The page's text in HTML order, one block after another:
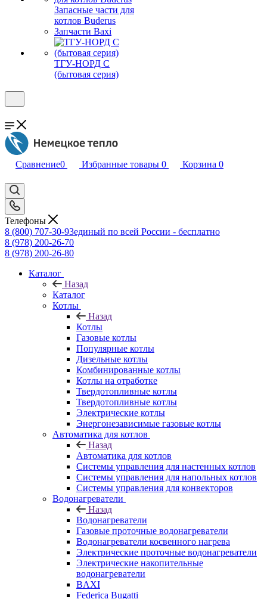
Запасные части для
котлов Buderus
Запчасти Baxi
ТГУ-НОРД С
(бытовая серия)
Сравнение0 Избранные товары 0 Корзина 0
Телефоны
8 (800) 707-30-93единый по всей России - бесплатно
8 (978) 200-26-70
8 (978) 200-26-80
Каталог
Назад
Каталог
Котлы
Назад
Котлы
Газовые котлы
Популярные котлы
Дизельные котлы
Комбинированные котлы
Котлы на отработке
Твердотопливные котлы
Твердотопливные котлы
Электрические котлы
Энергонезависимые газовые котлы
Автоматика для котлов
Назад
Автоматика для котлов
Системы управления для настенных котлов
Системы управления для напольных котлов
Системы управления для конвекторов
Водонагреватели
Назад
Водонагреватели
Газовые проточные водонагреватели
Водонагреватели косвенного нагрева
Электрические проточные водонагреватели
Электрические накопительные
водонагреватели
BAXI
Federica Bugatti